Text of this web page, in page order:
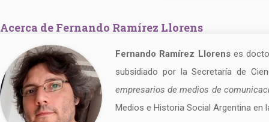
Acerca de Fernando Ramírez Llorens
Fernando Ramírez Llorenses
subsidiado por la Secretaría de
empresarios de medios de
Medios e Historia Social Argentina en